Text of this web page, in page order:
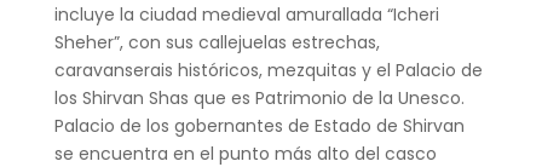
incluye la ciudad medieval amurallada “Icheri
Sheher”, con sus callejuelas estrechas,
caravanserais históricos, mezquitas y el Palacio de
los Shirvan Shas que es Patrimonio de la Unesco.
Palacio de los gobernantes de Estado de Shirvan
se encuentra en el punto más alto del casco